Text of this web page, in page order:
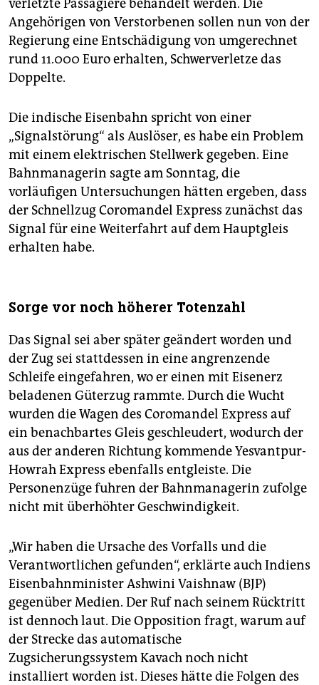
verletzte Passagiere behandelt werden. Die
Angehörigen von Verstorbenen sollen nun von der
Regierung eine Entschädigung von umgerechnet
rund 11.000 Euro erhalten, Schwerverletze das
Doppelte.
Die indische Eisenbahn spricht von einer
„Signalstörung“ als Auslöser, es habe ein Problem
mit einem elektrischen Stellwerk gegeben. Eine
Bahnmanagerin sagte am Sonntag, die
vorläufigen Untersuchungen hätten ergeben, dass
der Schnellzug Coromandel Express zunächst das
Signal für eine Weiterfahrt auf dem Hauptgleis
erhalten habe.
Sorge vor noch höherer Totenzahl
Das Signal sei aber später geändert worden und
der Zug sei stattdessen in eine angrenzende
Schleife eingefahren, wo er einen mit Eisen­erz
beladenen Güterzug rammte. Durch die Wucht
wurden die Wagen des Coromandel Express auf
ein benachbartes Gleis geschleudert, wodurch der
aus der anderen Richtung kommende Yesvantpur-
Howrah Express ebenfalls entgleiste. Die
Personenzüge fuhren der Bahnmanagerin zufolge
nicht mit überhöhter Geschwindigkeit.
„Wir haben die Ursache des Vorfalls und die
Verantwortlichen gefunden“, erklärte auch Indiens
Eisenbahnminister Ashwini Vaishnaw (BJP)
gegenüber Medien. Der Ruf nach seinem Rücktritt
ist dennoch laut. Die Opposition fragt, warum auf
der Strecke das automatische
Zugsicherungssystem Kavach noch nicht
installiert worden ist. Dieses hätte die Folgen des